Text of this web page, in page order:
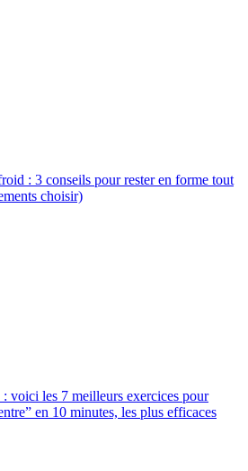
: 3 conseils pour rester en forme tout
choisir)
: voici les 7 meilleurs exercices pour
en 10 minutes, les plus efficaces